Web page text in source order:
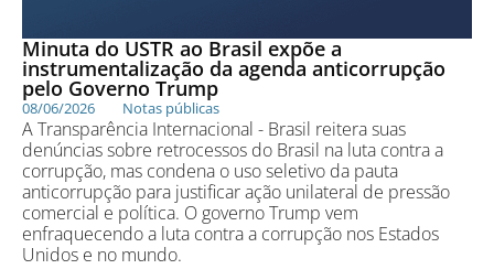
Minuta do USTR ao Brasil expõe a
instrumentalização da agenda anticorrupção
pelo Governo Trump
08/06/2026 Notas públicas
A Transparência Internacional - Brasil reitera suas
denúncias sobre retrocessos do Brasil na luta contra a
corrupção, mas condena o uso seletivo da pauta
anticorrupção para justificar ação unilateral de pressão
comercial e política. O governo Trump vem
enfraquecendo a luta contra a corrupção nos Estados
Unidos e no mundo.